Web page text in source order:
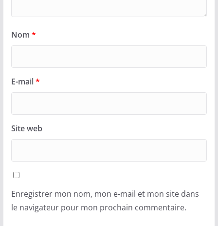
Nom *
E-mail*
Site web
Enregistrer mon nom, mon e-mail et mon site dans
le navigateur pour mon prochain commentaire.